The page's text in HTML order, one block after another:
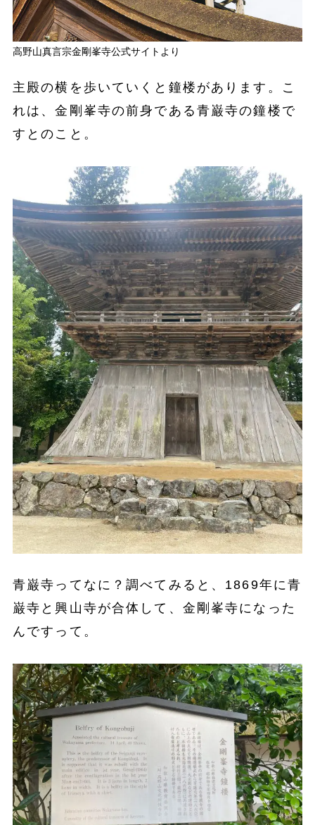
高野山真言宗金剛峯寺公式サイトより
主殿の横を歩いていくと鐘楼があります。こ
れは、金剛峯寺の前身である青巌寺の鐘楼で
すとのこと。
青巌寺ってなに？調べてみると、1869年に青
巌寺と興山寺が合体して、金剛峯寺になった
んですって。